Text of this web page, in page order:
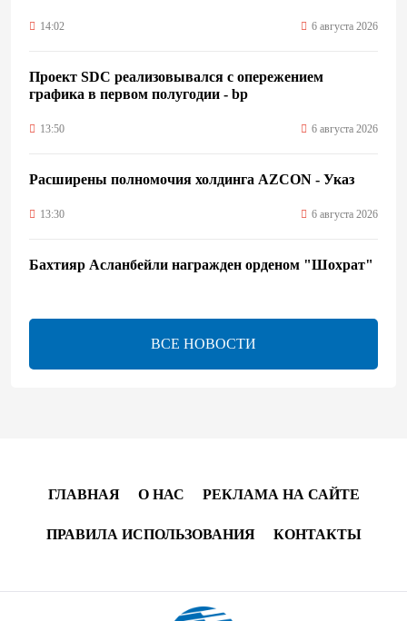
14:02 6 августа 2026
Проект SDC реализовывался с опережением
графика в первом полугодии - bp
13:50 6 августа 2026
Расширены полномочия холдинга AZCON - Указ
13:30 6 августа 2026
Бахтияр Асланбейли награжден орденом "Шохрат"
13:26 6 августа 2026
bp о ходе строительства солнечной электростанции
Азербайджан непродовольственными товарами
Армении объявлено окончательное решение
ВСЕ НОВОСТИ
ГЛАВНАЯ О НАС РЕКЛАМА НА САЙТЕ
ПРАВИЛА ИСПОЛЬЗОВАНИЯ КОНТАКТЫ